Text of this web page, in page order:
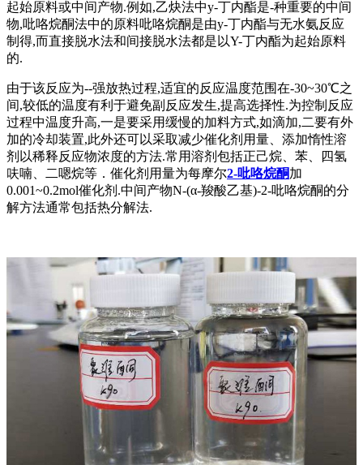
起始原料或中间产物.例如,乙炔法中y-丁内酯是-种重要的中间
物,吡咯烷酮法中的原料吡咯烷酮是由y-丁内酯与无水氨反应
制得,而直接脱水法和间接脱水法都是以Y-丁内酯为起始原料
的.
由于该反应为--强放热过程,适宜的反应温度范围在-30~30℃之
间,较低的温度有利于避免副反应发生,提高选择性.为控制反应
过程中温度升高,一是要采用缓慢的加料方式,如滴加,二要有外
加的冷却装置,此外还可以采取减少催化剂用量、添加惰性溶
剂以稀释反应物浓度的方法.常用溶剂包括正己烷、苯、四氢
呋喃、二嗯烷等．催化剂用量为每摩尔2-吡咯烷酮加
0.001~0.2mol催化剂.中间产物N-(α-羧酸乙基)-2-吡咯烷酮的分
解方法通常包括热分解法.